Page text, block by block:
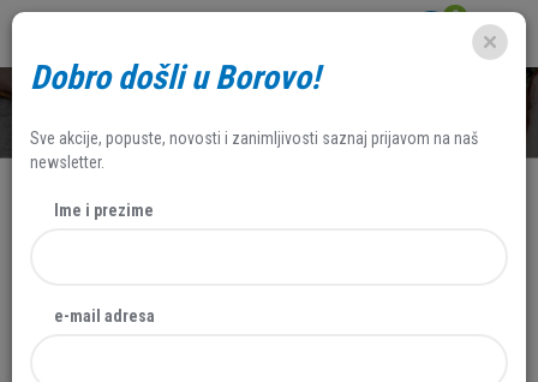
0
Dobro došli u Borovo!
Sve akcije, popuste, novosti i zanimljivosti saznaj prijavom na naš
newsletter.
Ime i prezime
e-mail adresa